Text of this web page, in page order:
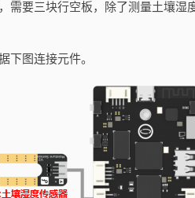
需要三块行空板，除了测量土壤
下图连接元件。